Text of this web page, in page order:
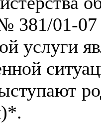
381/01-07
услуги